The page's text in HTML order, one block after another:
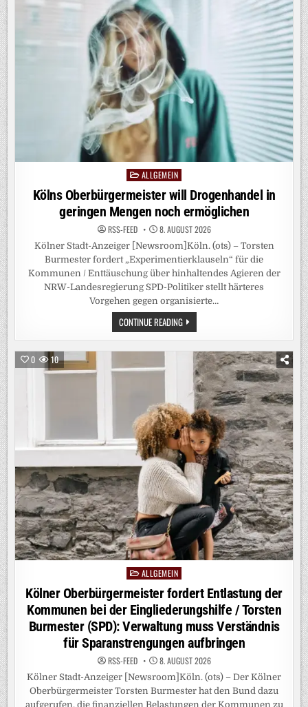
PostedALLGEMEIN
Kölns Oberbürgermeister will Drogenhandel in
geringen Mengen noch ermöglichen
RSS-FEED 8. AUGUST 2026
Kölner Stadt-Anzeiger [Newsroom]Köln. (ots) – Torsten
Burmester fordert „Experimentierklauseln“ für die
Kommunen / Enttäuschung über hinhaltendes Agieren der
NRW-Landesregierung SPD-Politiker stellt härteres
Vorgehen gegen organisierte…
CONTINUE READINGKÖLNS
OBERBÜRGERMEISTER
WILL
DROGENHANDEL
GERINGEN
MENGEN
NOCH
ERMÖGLICHEN
0 10
PostedALLGEMEIN
Kölner Oberbürgermeister fordert Entlastung der
Kommunen bei der Eingliederungshilfe / Torsten
Burmester (SPD): Verwaltung muss Verständnis
für Sparanstrengungen aufbringen
RSS-FEED 8. AUGUST 2026
Kölner Stadt-Anzeiger [Newsroom]Köln. (ots) – Der Kölner
Oberbürgermeister Torsten Burmester hat den Bund dazu
aufgerufen, die finanziellen Belastungen der Kommunen zu